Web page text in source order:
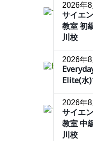
2026年
サイエ
教室 初
川校
2026年
Elite(水
2026年
サイエ
教室 中
川校